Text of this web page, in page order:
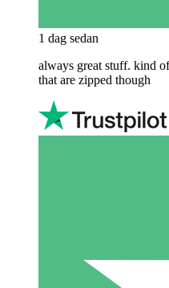
1 dag sedan
always great stuff. kind
that are zipped though